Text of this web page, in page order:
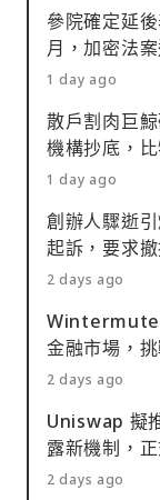
參院確定延
月，加密法
1 day ago
散戶割肉巨
機構抄底，
1 day ago
創辦人驟逝
起訴，要求
2 days ago
Wintermute
金融市場，
2 days ago
Uniswap 擬
露新機制，
2 days ago